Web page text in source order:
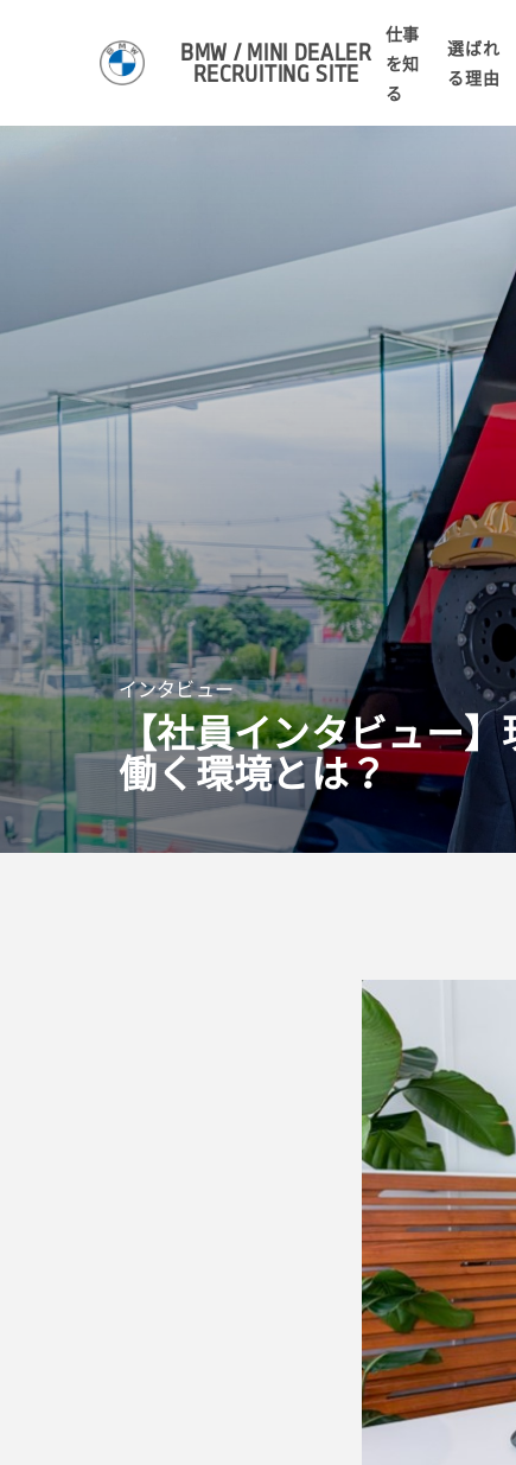
BMW / MINI DEALER
RECRUITING SITE
仕事
を知
る
選ばれ
る理由
インタビュー
【社員インタビュー
働く環境とは？